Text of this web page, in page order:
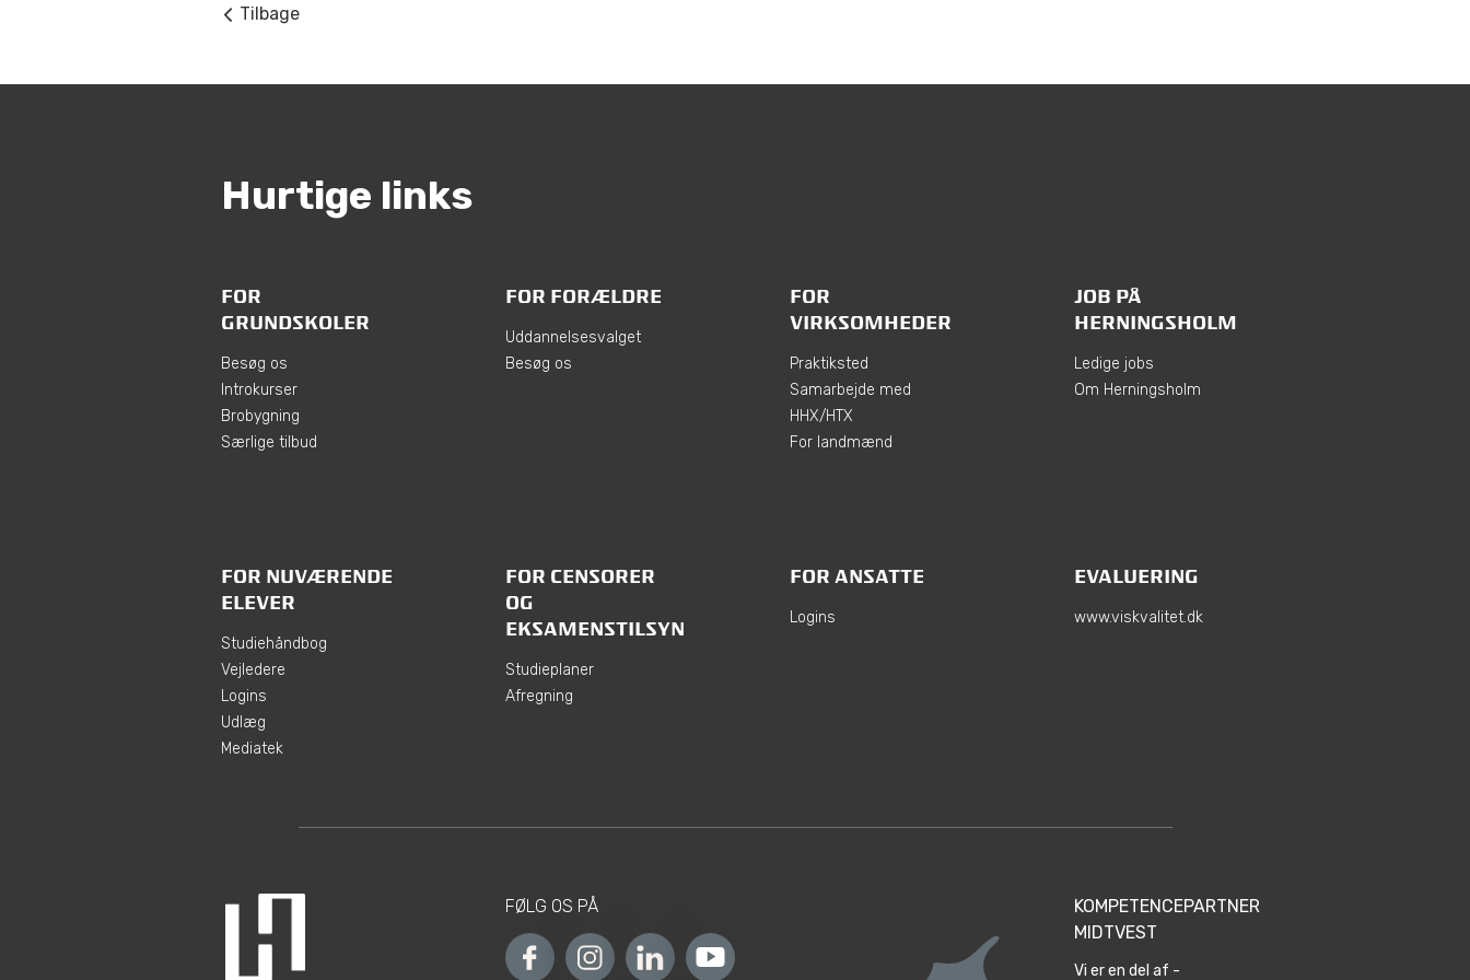
Tilbage
Hurtige links
FOR
GRUNDSKOLER
Besøg os
Introkurser
Brobygning
Særlige tilbud
FOR FORÆLDRE
Uddannelsesvalget
Besøg os
FOR
VIRKSOMHEDER
Praktiksted
Samarbejde med
HHX/HTX
For landmænd
JOB PÅ
HERNINGSHOLM
Ledige jobs
Om Herningsholm
FOR NUVÆRENDE
ELEVER
Studiehåndbog
Vejledere
Logins
Udlæg
Mediatek
FOR CENSORER
OG
EKSAMENSTILSYN
Studieplaner
Afregning
FOR ANSATTE
Logins
EVALUERING
www.viskvalitet.dk
FØLG OS PÅ
KOMPETENCEPARTNER
MIDTVEST
Vi er en del af -